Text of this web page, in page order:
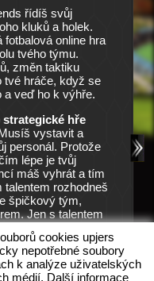
řídíš svůj
kluků a holek.
online hra
tvého týmu.
změn taktiku
tvé hráče, když se
veď ho k výhře.
strategické hře
vystavit a
personál. Protože
lépe je tvůj
máš vyhrát a tím
rozhodneš
špičkový tým,
Jen s talentem
online hru!
splň tvé sny o
Je to
skoro
velkou
Vedení
klub
zápasy.
můžeš
zajistit
cookies upjers
nepotřebné soubory
k analýze uživatelských
médií. Další informace